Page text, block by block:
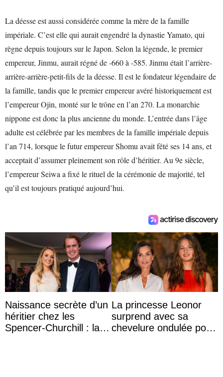
La déesse est aussi considérée comme la mère de la famille
impériale. C’est elle qui aurait engendré la dynastie Yamato, qui
règne depuis toujours sur le Japon. Selon la légende, le premier
empereur, Jinmu, aurait régné de -660 à -585. Jinmu était l’arrière-
arrière-arrière-petit-fils de la déesse. Il est le fondateur légendaire de
la famille, tandis que le premier empereur avéré historiquement est
l’empereur Ojin, monté sur le trône en l’an 270. La monarchie
nippone est donc la plus ancienne du monde. L’entrée dans l’âge
adulte est célébrée par les membres de la famille impériale depuis
l’an 714, lorsque le futur empereur Shomu avait fêté ses 14 ans, et
acceptait d’assumer pleinement son rôle d’héritier. Au 9e siècle,
l’empereur Seiwa a fixé le rituel de la cérémonie de majorité, tel
qu’il est toujours pratiqué aujourd’hui.
Naissance secrète d’un
héritier chez les
Spencer-Churchill : la
La princesse Leonor
surprend avec sa
chevelure ondulée pour